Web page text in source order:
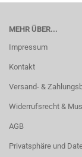
MEHR ÜBER...
Impressum
Kontakt
Versand- &
Widerrufsrecht &
AGB
Privatsphäre und